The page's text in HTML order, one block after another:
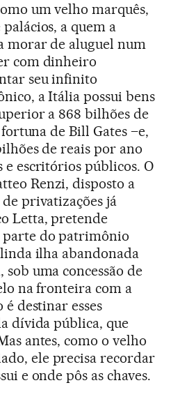
um velho marquês,
a quem a
morar de aluguel num
com dinheiro
seu infinito
a Itália possui bens
a 868 bilhões de
de Bill Gates –e,
de reais por ano
e escritórios públicos. O
Renzi, disposto a
privatizações já
Letta, pretende
do patrimônio
ilha abandonada
sob uma concessão de
na fronteira com a
destinar esses
dívida pública, que
antes, como o velho
ele precisa recordar
e onde pôs as chaves.